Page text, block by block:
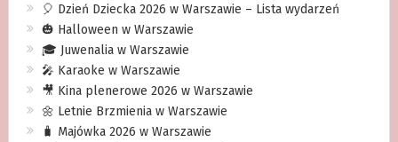
🎈 Dzień Dziecka 2026 w Warszawie – Lista wydarzeń
🎃 Halloween w Warszawie
🎓 Juwenalia w Warszawie
🎤 Karaoke w Warszawie
🎥 Kina plenerowe 2026 w Warszawie
🌼 Letnie Brzmienia w Warszawie
🧳 Majówka 2026 w Warszawie